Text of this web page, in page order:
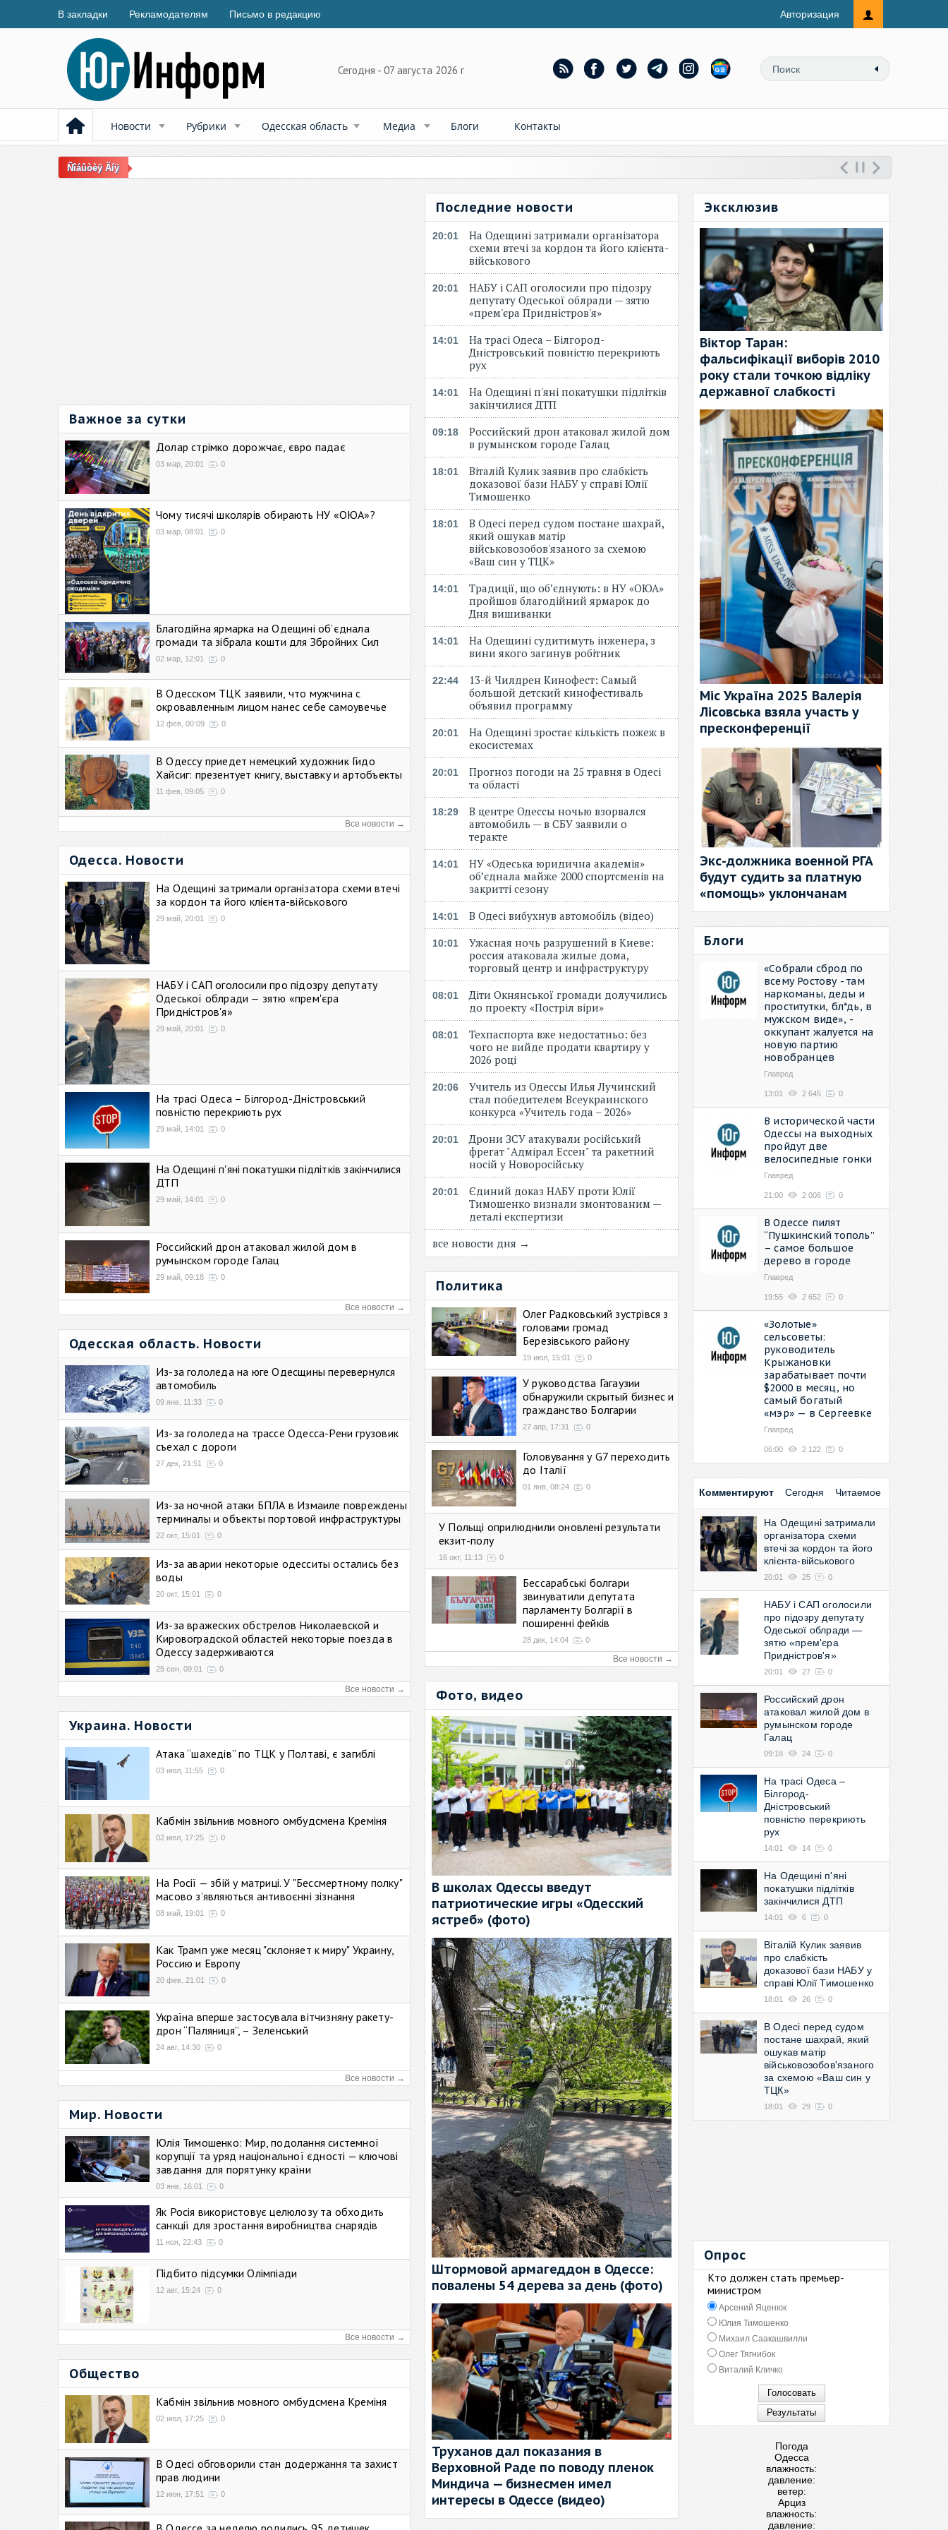
В закладки Рекламодателям Письмо в редакцию Авторизация
Сегодня - 07 августа 2026 г
Новости Рубрики Одесская область Медиа Блоги Контакты
Ñîáûòèÿ Äíÿ
Важное за сутки
Долар стрімко дорожчає, євро падає
03 мар, 20:01 0
Чому тисячі школярів обирають НУ «ОЮА»?
03 мар, 08:01 0
Благодійна ярмарка на Одещині об’єднала
громади та зібрала кошти для Збройних Сил
02 мар, 12:01 0
В Одесском ТЦК заявили, что мужчина с
окровавленным лицом нанес себе самоувечье
12 фев, 00:09 0
В Одессу приедет немецкий художник Гидо
Хайсиг: презентует книгу, выставку и артобъекты
11 фев, 09:05 0
Все новости →
Одесса. Новости
На Одещині затримали організатора схеми втечі
за кордон та його клієнта-військового
29 май, 20:01 0
НАБУ і САП оголосили про підозру депутату
Одеської облради — зятю «прем'єра
Придністров'я»
29 май, 20:01 0
На трасі Одеса – Білгород-Дністровський
повністю перекриють рух
29 май, 14:01 0
На Одещині п'яні покатушки підлітків закінчилися
ДТП
29 май, 14:01 0
Российский дрон атаковал жилой дом в
румынском городе Галац
29 май, 09:18 0
Все новости →
Одесская область. Новости
Из-за гололеда на юге Одесщины перевернулся
автомобиль
09 янв, 11:33 0
Из-за гололеда на трассе Одесса-Рени грузовик
съехал с дороги
27 дек, 21:51 0
Из-за ночной атаки БПЛА в Измаиле повреждены
терминалы и объекты портовой инфраструктуры
22 окт, 15:01 0
Из-за аварии некоторые одесситы остались без
воды
20 окт, 15:01 0
Из-за вражеских обстрелов Николаевской и
Кировоградской областей некоторые поезда в
Одессу задерживаются
25 сен, 09:01 0
Все новости →
Украина. Новости
Атака “шахедів” по ТЦК у Полтаві, є загиблі
03 июл, 11:55 0
Кабмін звільнив мовного омбудсмена Креміня
02 июл, 17:25 0
На Росії — збій у матриці. У "Бессмертному полку"
масово зʼявляються антивоєнні зізнання
08 май, 19:01 0
Как Трамп уже месяц "склоняет к миру" Украину,
Россию и Европу
20 фев, 21:01 0
Україна вперше застосувала вітчизняну ракету-
дрон “Паляниця”, – Зеленський
24 авг, 14:30 0
Все новости →
Мир. Новости
Юлія Тимошенко: Мир, подолання системної
корупції та уряд національної єдності — ключові
завдання для порятунку країни
03 янв, 16:01 0
Як Росія використовує целюлозу та обходить
санкції для зростання виробництва снарядів
11 ноя, 22:43 0
Підбито підсумки Олімпіади
12 авг, 15:24 0
Все новости →
Общество
Кабмін звільнив мовного омбудсмена Креміня
02 июл, 17:25 0
В Одесі обговорили стан додержання та захист
прав людини
12 июн, 17:51 0
Последние новости
20:01
На Одещині затримали організатора
схеми втечі за кордон та його клієнта-
військового
20:01
НАБУ і САП оголосили про підозру
депутату Одеської облради — зятю
«прем'єра Придністров'я»
14:01
На трасі Одеса – Білгород-
Дністровський повністю перекриють
рух
14:01
На Одещині п'яні покатушки підлітків
закінчилися ДТП
09:18
Российский дрон атаковал жилой дом
в румынском городе Галац
18:01
Віталій Кулик заявив про слабкість
доказової бази НАБУ у справі Юлії
Тимошенко
18:01
В Одесі перед судом постане шахрай,
який ошукав матір
військовозобов'язаного за схемою
«Ваш син у ТЦК»
14:01
Традиції, що об’єднують: в НУ «ОЮА»
пройшов благодійний ярмарок до
Дня вишиванки
14:01
На Одещині судитимуть інженера, з
вини якого загинув робітник
22:44
13-й Чилдрен Кинофест: Самый
большой детский кинофестиваль
объявил программу
20:01
На Одещині зростає кількість пожеж в
екосистемах
20:01
Прогноз погоди на 25 травня в Одесі
та області
18:29
В центре Одессы ночью взорвался
автомобиль — в СБУ заявили о
теракте
14:01
НУ «Одеська юридична академія»
об’єднала майже 2000 спортсменів на
закритті сезону
14:01 В Одесі вибухнув автомобіль (відео)
10:01
Ужасная ночь разрушений в Киеве:
россия атаковала жилые дома,
торговый центр и инфраструктуру
08:01
Діти Окнянської громади долучились
до проекту «Постріл віри»
08:01
Техпаспорта вже недостатньо: без
чого не вийде продати квартиру у
2026 році
20:06
Учитель из Одессы Илья Лучинский
стал победителем Всеукраинского
конкурса «Учитель года – 2026»
20:01
Дрони ЗСУ атакували російський
фрегат "Адмірал Ессен" та ракетний
носій у Новоросійську
20:01
Єдиний доказ НАБУ проти Юлії
Тимошенко визнали змонтованим —
деталі експертизи
все новости дня →
Политика
Олег Радковський зустрівся з
головами громад
Березівського району
19 июл, 15:01 0
У руководства Гагаузии
обнаружили скрытый бизнес и
гражданство Болгарии
27 апр, 17:31 0
Головування у G7 переходить
до Італії
01 янв, 08:24 0
У Польщі оприлюднили оновлені результати
екзит-полу
16 окт, 11:13 0
Бессарабські болгари
звинуватили депутата
парламенту Болгарії в
поширенні фейків
28 дек, 14:04 0
Все новости →
Фото, видео
В школах Одессы введут
патриотические игры «Одесский
ястреб» (фото)
Штормовой армагеддон в Одессе:
повалены 54 дерева за день (фото)
Труханов дал показания в
Верховной Раде по поводу пленок
Миндича — бизнесмен имел
интересы в Одессе (видео)
Эксклюзив
Віктор Таран:
фальсифікації виборів 2010
року стали точкою відліку
державної слабкості
Міс Україна 2025 Валерія
Лісовська взяла участь у
пресконференції
Экс-должника военной РГА
будут судить за платную
«помощь» уклончанам
Блоги
«Собрали сброд по
всему Ростову - там
наркоманы, деды и
проститутки, бл*дь, в
мужском виде», -
оккупант жалуется на
новую партию
новобранцев
Главред
13:01 2 645 0
В исторической части
Одессы на выходных
пройдут две
велосипедные гонки
Главред
21:00 2 006 0
В Одессе пилят
“Пушкинский тополь”
– самое большое
дерево в городе
Главред
19:55 2 652 0
«Золотые»
сельсоветы:
руководитель
Крыжановки
зарабатывает почти
$2000 в месяц, но
самый богатый
«мэр» — в Сергеевке
Главред
06:00 2 122 0
Комментируют Сегодня Читаемое
На Одещині затримали
організатора схеми
втечі за кордон та його
клієнта-військового
20:01 25 0
НАБУ і САП оголосили
про підозру депутату
Одеської облради —
зятю «прем'єра
Придністров'я»
20:01 27 0
Российский дрон
атаковал жилой дом в
румынском городе
Галац
09:18 24 0
На трасі Одеса –
Білгород-
Дністровський
повністю перекриють
рух
14:01 14 0
На Одещині п'яні
покатушки підлітків
закінчилися ДТП
14:01 6 0
Віталій Кулик заявив
про слабкість
доказової бази НАБУ у
справі Юлії Тимошенко
18:01 26 0
В Одесі перед судом
постане шахрай, який
ошукав матір
військовозобов'язаного
за схемою «Ваш син у
ТЦК»
18:01 29 0
Опрос
Кто должен стать премьер-
министром
Арсений Яценюк
Юлия Тимошенко
Михаил Саакашвилли
Олег Тягнибок
Виталий Кличко
Погода
Одесса
влажность:
давление:
ветер:
Арциз
влажность:
давление: